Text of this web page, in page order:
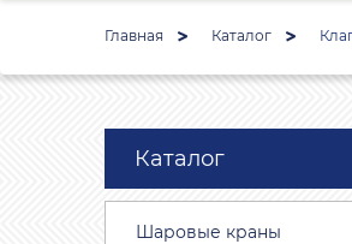
Главная Каталог
Каталог
Шаровые краны